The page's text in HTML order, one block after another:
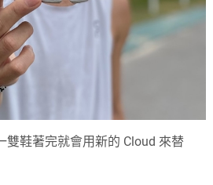
雙鞋著完就會用新的 Cloud 來替